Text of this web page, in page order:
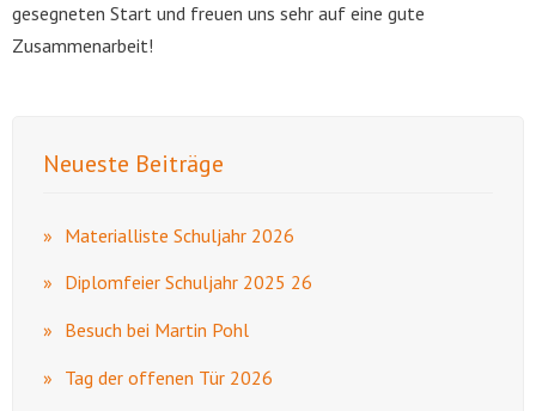
gesegneten Start und freuen uns sehr auf eine gute
Zusammenarbeit!
Neueste Beiträge
Materialliste Schuljahr 2026
Diplomfeier Schuljahr 2025 26
Besuch bei Martin Pohl
Tag der offenen Tür 2026